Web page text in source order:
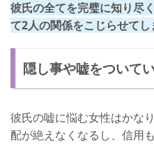
彼氏の全てを知ろうとする
自己主張が激しい
③ カマをかける
彼氏の全てを完璧に知り尽
て2人の関係をこじらせてし
隠し事や嘘をついて
彼氏の嘘に悩む女性はかな
配が絶えなくなるし、信用